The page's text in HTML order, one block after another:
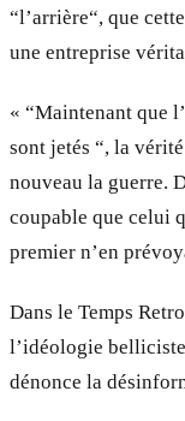
“l’arrière“, que
une entreprise
« “Maintenant que
sont jetés “, la
nouveau la guerre.
coupable que celui
premier n’en
Dans le Temps
l’idéologie
dénonce la